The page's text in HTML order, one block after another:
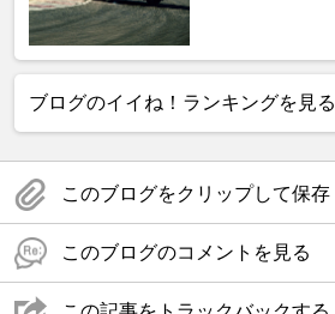
ブログのイイね！ランキングを見る
このブログをクリップして保存
このブログのコメントを見る